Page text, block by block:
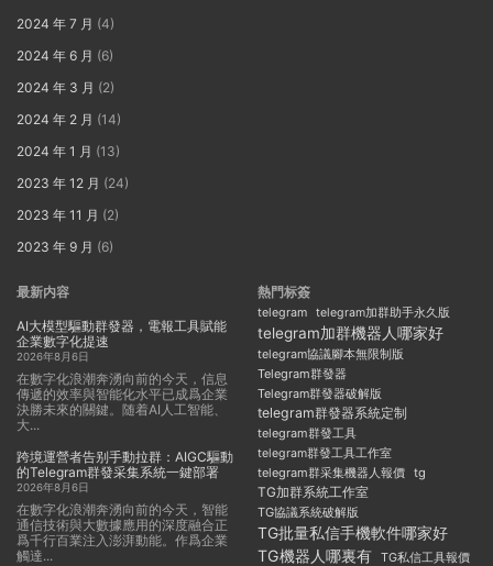
2024 年 7 月 (4)
2024 年 6 月 (6)
2024 年 3 月 (2)
2024 年 2 月 (14)
2024 年 1 月 (13)
2023 年 12 月 (24)
2023 年 11 月 (2)
2023 年 9 月 (6)
最新内容
AI大模型驅動群發器，電報工具賦能
企業數字化提速
2026年8月6日
在數字化浪潮奔湧向前的今天，信息
傳遞的效率與智能化水平已成爲企業
決勝未來的關鍵。随着AI人工智能、
大...
跨境運營者告别手動拉群：AIGC驅動
的Telegram群發采集系統一鍵部署
2026年8月6日
在數字化浪潮奔湧向前的今天，智能
通信技術與大數據應用的深度融合正
爲千行百業注入澎湃動能。作爲企業
觸達...
熱門标簽
telegram telegram加群助手永久版
telegram加群機器人哪家好
telegram協議腳本無限制版
Telegram群發器
Telegram群發器破解版
telegram群發器系統定制
telegram群發工具
telegram群發工具工作室
telegram群采集機器人報價 tg
TG加群系統工作室
TG協議系統破解版
TG批量私信手機軟件哪家好
TG機器人哪裏有
TG私信工具報價